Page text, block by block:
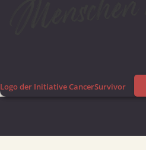
Logo der Initiative CancerSurvivor